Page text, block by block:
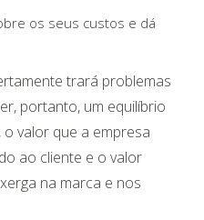
os seus custos e dá
trará problemas
portanto, um equilíbrio
valor que a empresa
ao cliente e o valor
na marca e nos